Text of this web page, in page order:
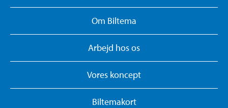
Om Biltema
Arbejd hos os
Vores koncept
Biltemakort